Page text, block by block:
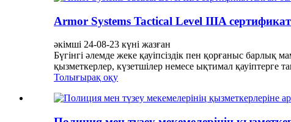
Armor Systems Tactical Level IIIA
әкімші 24-08-23 күні жазған
Бүгінгі әлемде жеке қауіпсіздік пен қорғаныс
қызметкерлер, күзетшілер немесе ықтимал қауіптерге
Толығырақ оқу